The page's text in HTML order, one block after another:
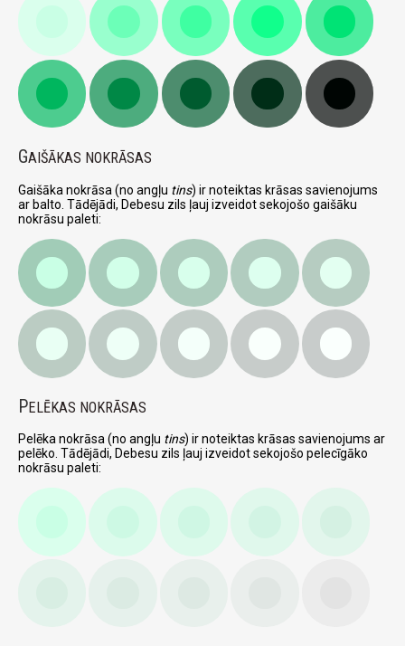
GAIŠĀKAS NOKRĀSAS
Gaišāka nokrāsa (no angļu tins) ir noteiktas krāsas savienojums
ar balto. Tādējādi, Debesu zils ļauj izveidot sekojošo gaišāku
nokrāsu paleti:
PELĒKAS NOKRĀSAS
Pelēka nokrāsa (no angļu tins) ir noteiktas krāsas savienojums ar
pelēko. Tādējādi, Debesu zils ļauj izveidot sekojošo pelecīgāko
nokrāsu paleti: